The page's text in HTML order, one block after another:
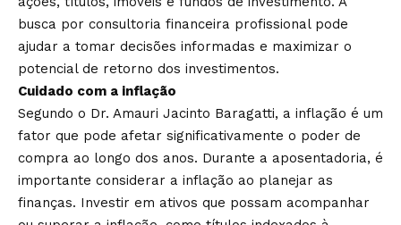
busca por consultoria financeira profissional pode
ajudar a tomar decisões informadas e maximizar o
potencial de retorno dos investimentos.
Cuidado com a inflação
Segundo o Dr. Amauri Jacinto Baragatti, a inflação é um
fator que pode afetar significativamente o poder de
compra ao longo dos anos. Durante a aposentadoria, é
importante considerar a inflação ao planejar as
finanças. Investir em ativos que possam acompanhar